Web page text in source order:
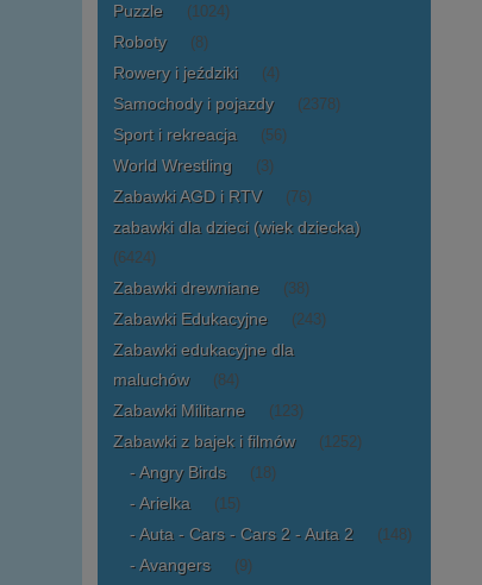
Puzzle (1024)
Roboty (8)
Rowery i jeździki (4)
Samochody i pojazdy (2378)
Sport i rekreacja (56)
World Wrestling (3)
Zabawki AGD i RTV (76)
zabawki dla dzieci (wiek dziecka)
(6424)
Zabawki drewniane (38)
Zabawki Edukacyjne (243)
Zabawki edukacyjne dla
maluchów
(84)
Zabawki Militarne (123)
Zabawki z bajek i filmów (1252)
Angry Birds (18)
Arielka (15)
Auta - Cars - Cars 2 - Auta 2 (148)
Avangers (9)